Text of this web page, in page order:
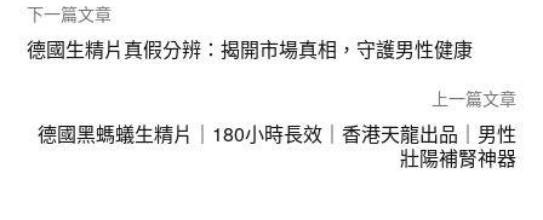
下一篇文章
德國生精片真假分辨：揭開市場真相，守護男性健康
上一篇文章
德國黑螞蟻生精片｜180小時長效｜香港天龍出品｜男性
壯陽補腎神器